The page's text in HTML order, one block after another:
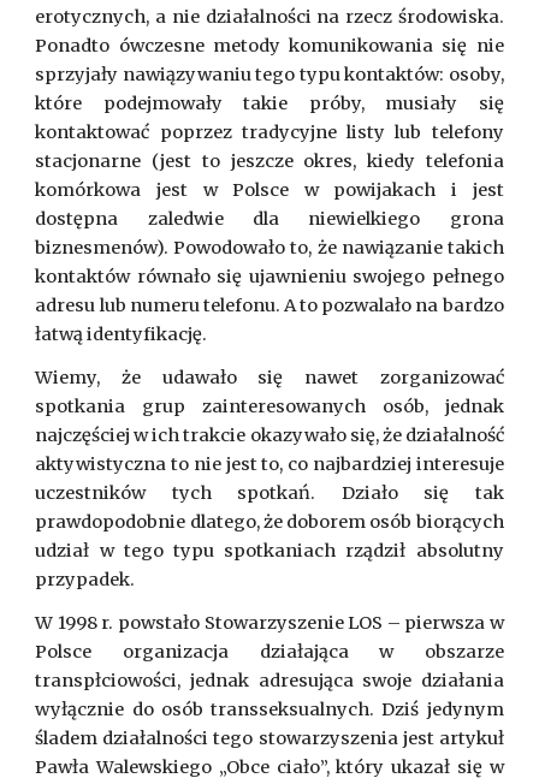
erotycznych, a nie działalności na rzecz środowiska.
Ponadto ówczesne metody komunikowania się nie
sprzyjały nawiązywaniu tego typu kontaktów: osoby,
które podejmowały takie próby, musiały się
kontaktować poprzez tradycyjne listy lub telefony
stacjonarne (jest to jeszcze okres, kiedy telefonia
komórkowa jest w Polsce w powijakach i jest
dostępna zaledwie dla niewielkiego grona
biznesmenów). Powodowało to, że nawiązanie takich
kontaktów równało się ujawnieniu swojego pełnego
adresu lub numeru telefonu. A to pozwalało na bardzo
łatwą identyfikację.
Wiemy, że udawało się nawet zorganizować
spotkania grup zainteresowanych osób, jednak
najczęściej w ich trakcie okazywało się, że działalność
aktywistyczna to nie jest to, co najbardziej interesuje
uczestników tych spotkań. Działo się tak
prawdopodobnie dlatego, że doborem osób biorących
udział w tego typu spotkaniach rządził absolutny
przypadek.
W 1998 r. powstało Stowarzyszenie LOS – pierwsza w
Polsce organizacja działająca w obszarze
transpłciowości, jednak adresująca swoje działania
wyłącznie do osób transseksualnych. Dziś jedynym
śladem działalności tego stowarzyszenia jest artykuł
Pawła Walewskiego „Obce ciało”, który ukazał się w